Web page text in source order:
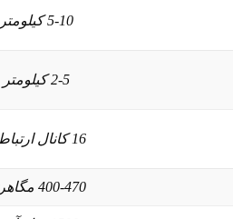
5-10 کیلومتر
2-5 کیلومتر
16 کانال ارتباطی
400-470 مگاهرتز